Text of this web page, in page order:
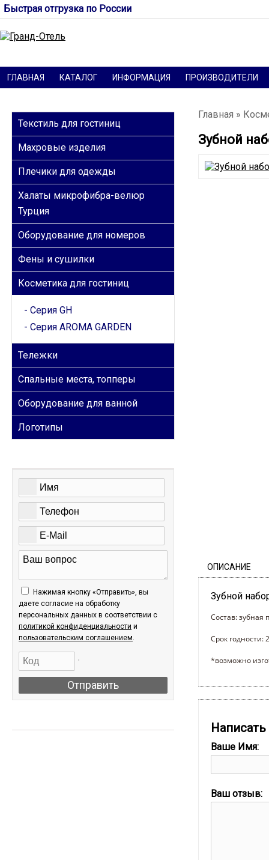
Быстрая отгрузка по России
ГЛАВНАЯ КАТАЛОГ ИНФОРМАЦИЯ ПРОИЗВОДИТЕЛИ
Текстиль для гостиниц
Махровые изделия
Плечики для одежды
Халаты микрофибра-велюр
Турция
Оборудование для номеров
Фены и сушилки
Косметика для гостиниц
Серия GH
Серия AROMA GARDEN
Тележки
Спальные места, топперы
Оборудование для ванной
Логотипы
Нажимая кнопку «Отправить», вы
даете согласие на обработку
персональных данных в соответствии c
политикой конфиденциальности и
пользовательским соглашением.
Отправить
Главная »
Зубной
ОПИСАНИЕ
Зубной
Состав: зубная
Срок годности:
*возможно
Ваше Имя:
Ваш отзыв: